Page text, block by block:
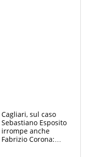
Cagliari, sul caso
Sebastiano Esposito
irrompe anche
Fabrizio Corona: